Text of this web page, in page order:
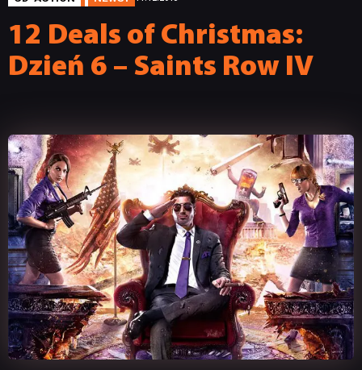
12 Deals of Christmas:
Dzień 6 – Saints Row IV